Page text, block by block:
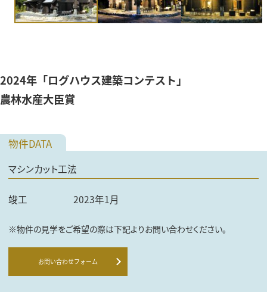
2024年「ログハウス建築コンテスト」
農林水産大臣賞
マシンカット工法
竣工 2023年1月
※物件の見学をご希望の際は下記よりお問い合わせください。
お問い合わせフォーム